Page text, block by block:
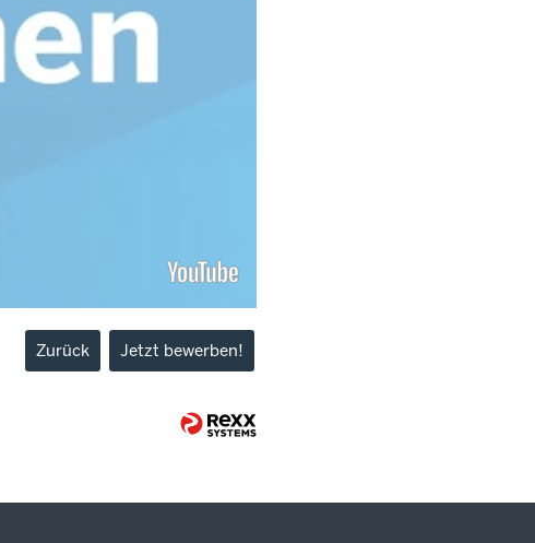
Zurück Jetzt bewerben!